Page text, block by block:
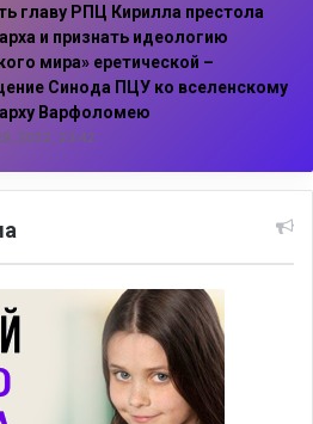
главу РПЦ Кирилла престола
и признать идеологию
мира» еретической –
Синода ПЦУ ко вселенскому
Варфоломею
2022, 23:42